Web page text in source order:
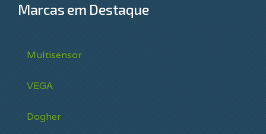
Marcas em Destaque
Multisensor
VEGA
Dogher